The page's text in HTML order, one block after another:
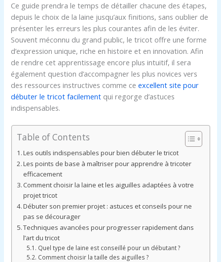
Ce guide prendra le temps de détailler chacune des étapes,
depuis le choix de la laine jusqu’aux finitions, sans oublier de
présenter les erreurs les plus courantes afin de les éviter.
Souvent méconnu du grand public, le tricot offre une forme
d’expression unique, riche en histoire et en innovation. Afin
de rendre cet apprentissage encore plus intuitif, il sera
également question d’accompagner les plus novices vers
des ressources instructives comme ceexcellent site pour
débuter le tricot facilement qui regorge d’astuces
indispensables.
Table of Contents
Les outils indispensables pour bien débuter le tricot
Les points de base à maîtriser pour apprendre à tricoter
efficacement
Comment choisir la laine et les aiguilles adaptées à votre
projet tricot
Débuter son premier projet : astuces et conseils pour ne
pas se décourager
Techniques avancées pour progresser rapidement dans
l’art du tricot
Quel type de laine est conseillé pour un débutant ?
Comment choisir la taille des aiguilles ?